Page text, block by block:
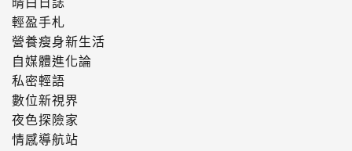
輕盈手札
營養瘦身新生活
自媒體進化論
私密輕語
數位新視界
夜色探險家
情感導航站